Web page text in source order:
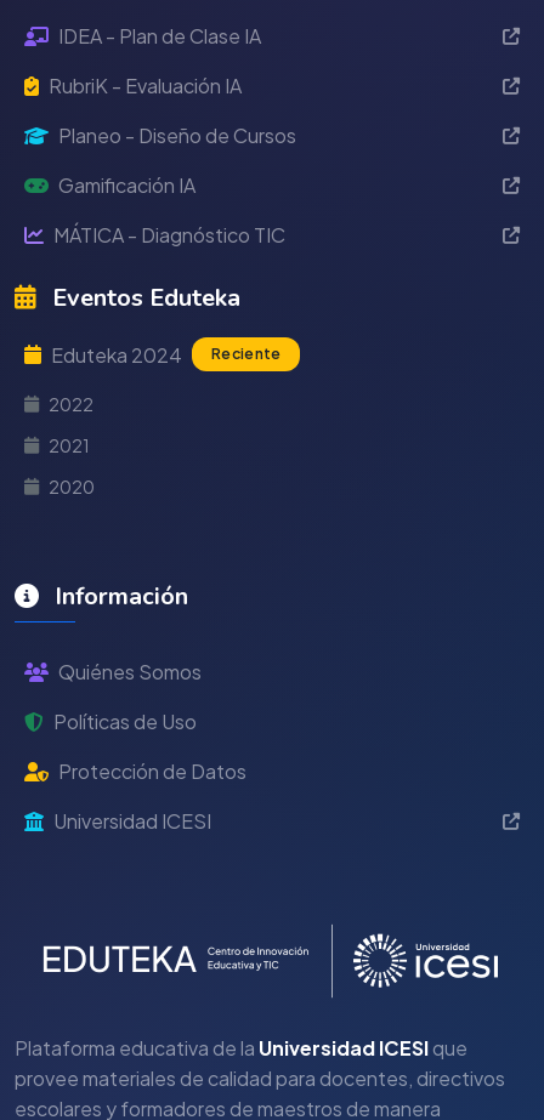
IDEA - Plan de Clase IA
RubriK - Evaluación IA
Planeo - Diseño de Cursos
Gamificación IA
MÁTICA - Diagnóstico TIC
Eventos Eduteka
Eduteka 2024 Reciente
2022
2021
2020
Información
Quiénes Somos
Políticas de Uso
Protección de Datos
Universidad ICESI
Plataforma educativa de la Universidad ICESIque
provee materiales de calidad para docentes, directivos
escolares y formadores de maestros de manera